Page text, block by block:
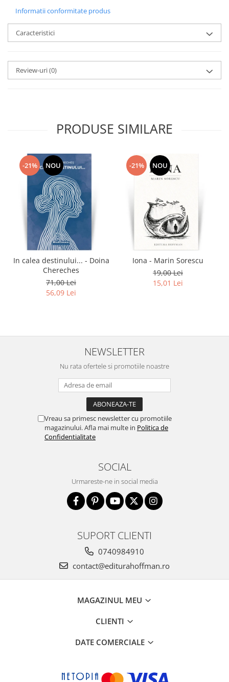
Informatii conformitate produs
Caracteristici
Review-uri(0)
PRODUSE SIMILARE
-21% NOU
In calea destinului... - Doina
Chereches
71,00 Lei
56,09 Lei
-21% NOU
Iona - Marin Sorescu
19,00 Lei
15,01 Lei
NEWSLETTER
Nu rata ofertele si promotiile noastre
Vreau sa primesc newsletter cu promotiile
magazinului. Afla mai multe in Politica de
Confidentialitate
SOCIAL
Urmareste-ne in social media
SUPORT CLIENTI
0740984910
contact@editurahoffman.ro
MAGAZINUL MEU
CLIENTI
DATE COMERCIALE